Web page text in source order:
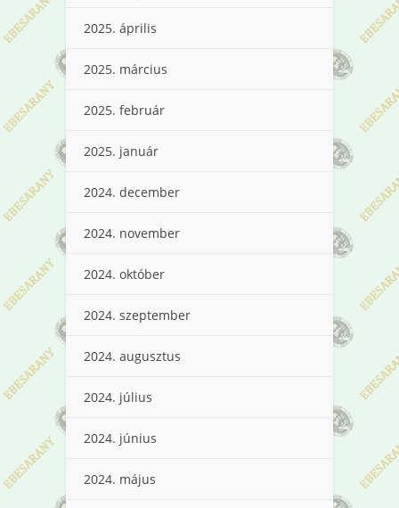
2025. április
2025. március
2025. február
2025. január
2024. december
2024. november
2024. október
2024. szeptember
2024. augusztus
2024. július
2024. június
2024. május